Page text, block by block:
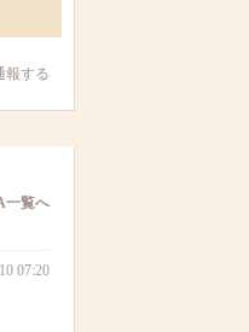
報する
一覧へ
07:20